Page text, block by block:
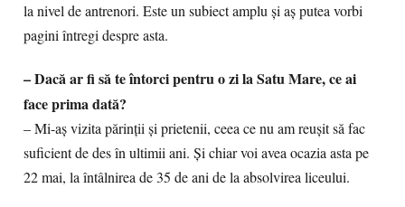
la nivel de antrenori. Este un subiect amplu și aș putea vorbi
pagini întregi despre asta.
– Dacă ar fi să te întorci pentru o zi la Satu Mare, ce ai
face prima dată?
– Mi-aș vizita părinții și prietenii, ceea ce nu am reușit să fac
suficient de des în ultimii ani. Și chiar voi avea ocazia asta pe
22 mai, la întâlnirea de 35 de ani de la absolvirea liceului.